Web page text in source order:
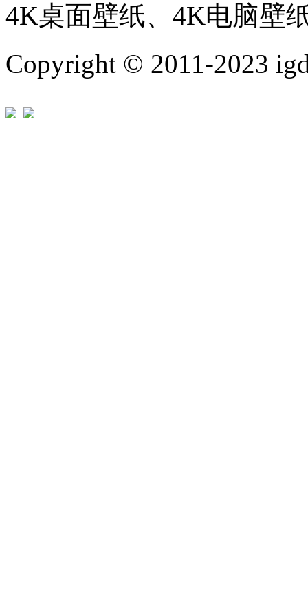
4K桌面壁纸、4K电脑壁
Copyright © 2011-2023